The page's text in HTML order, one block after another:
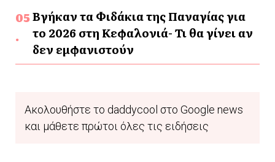
Βγήκαν τα Φιδάκια της Παναγίας για
το 2026 στη Κεφαλονιά- Τι θα γίνει αν
δεν εμφανιστούν
Ακολουθήστε το daddycool στο Google news
και μάθετε πρώτοι όλες τις ειδήσεις